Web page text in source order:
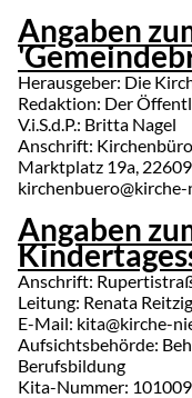
Angaben
Herausgeber: Die
Redaktion: Der
V.i.S.d.P.: Britta Nagel
Anschrift:
Marktplatz 19a,
Angaben
Anschrift:
Leitung: Renata Reitzig
E-Mail: kita@kirche-
Aufsichtsbehörde:
Berufsbildung
Kita-Nummer: